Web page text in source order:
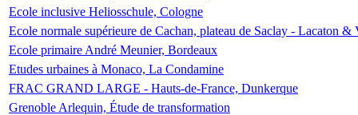
Ecole inclusive Heliosschule, Cologne
Ecole normale supérieure de Cachan, plateau de Saclay - Lacaton &
Ecole primaire André Meunier, Bordeaux
Etudes urbaines à Monaco, La Condamine
FRAC GRAND LARGE - Hauts-de-France, Dunkerque
Grenoble Arlequin, Étude de transformation